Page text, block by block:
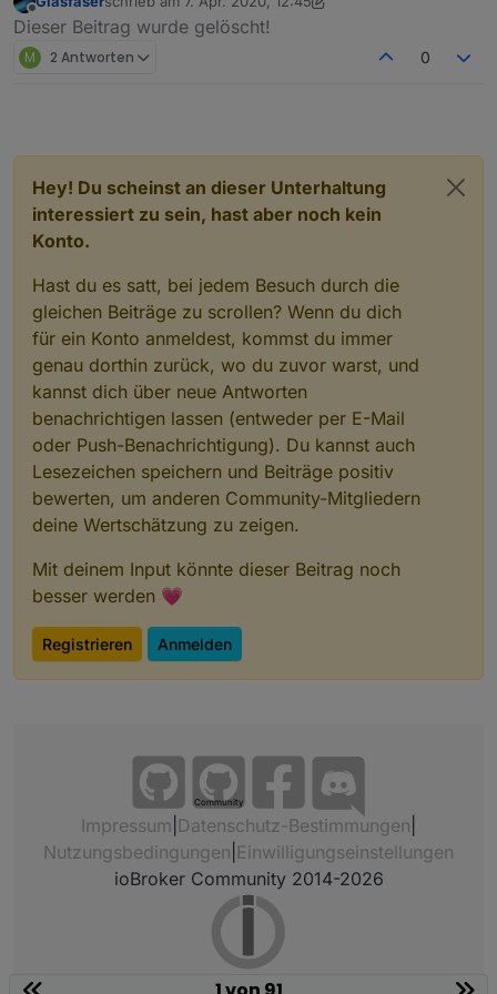
entfernt. Es geht auch nicht darum ob latest gut ist
oder nicht. es geht darum das bei mir etwas nicht
stimmt. Hast Du eine Idee dazu ?
Offline zuletzt editiert von Glasfaser4. Juli 2020, 14:47
Dieser Beitrag wurde gelöscht!
M 2 Antworten 0
Hey! Du scheinst an dieser Unterhaltung
interessiert zu sein, hast aber noch kein
Konto.
Hast du es satt, bei jedem Besuch durch die
gleichen Beiträge zu scrollen? Wenn du dich
für ein Konto anmeldest, kommst du immer
genau dorthin zurück, wo du zuvor warst, und
kannst dich über neue Antworten
benachrichtigen lassen (entweder per E-Mail
oder Push-Benachrichtigung). Du kannst auch
Lesezeichen speichern und Beiträge positiv
bewerten, um anderen Community-Mitgliedern
deine Wertschätzung zu zeigen.
Mit deinem Input könnte dieser Beitrag noch
besser werden 💗
Registrieren Anmelden
Community
Impressum Datenschutz-Bestimmungen
Nutzungsbedingungen Einwilligungseinstellungen
ioBroker Community 2014-2026